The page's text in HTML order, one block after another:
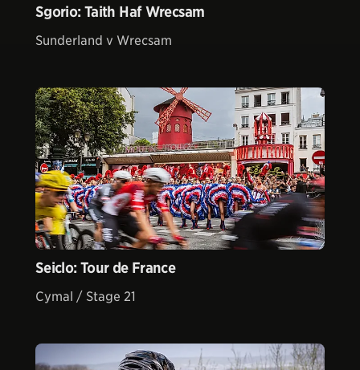
Sgorio: Taith Haf Wrecsam
Sunderland v Wrecsam
Seiclo: Tour de France
Cymal / Stage 21